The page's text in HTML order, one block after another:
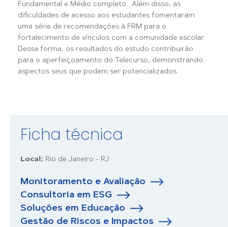
Fundamental e Médio completo. Além disso, as
dificuldades de acesso aos estudantes fomentaram
uma série de recomendações à FRM para o
fortalecimento de vínculos com a comunidade escolar.
Dessa forma, os resultados do estudo contribuirão
para o aperfeiçoamento do Telecurso, demonstrando
aspectos seus que podem ser potencializados.
Ficha técnica
Local: Rio de Janeiro - RJ
Monitoramento e Avaliação
Consultoria em ESG
Soluções em Educação
Gestão de Riscos e Impactos